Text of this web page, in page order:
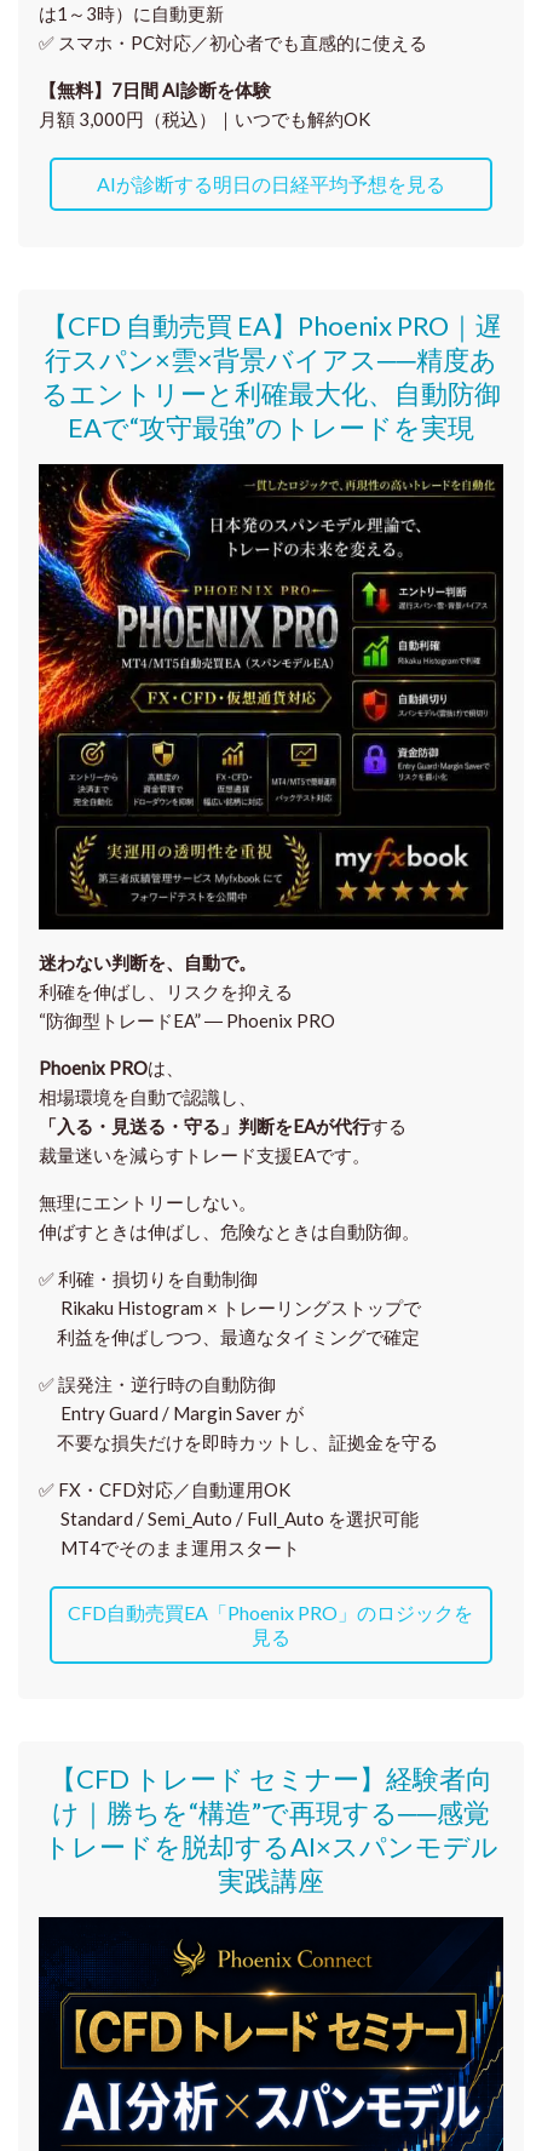
は1～3時）に自動更新
✅ スマホ・PC対応／初心者でも直感的に使える
【無料】7日間 AI診断を体験
月額 3,000円（税込）｜いつでも解約OK
AIが診断する明日の日経平均予想を見る
【CFD 自動売買 EA】Phoenix PRO｜遅
行スパン×雲×背景バイアス──精度あ
るエントリーと利確最大化、自動防御
EAで“攻守最強”のトレードを実現
迷わない判断を、自動で。
利確を伸ばし、リスクを抑える
“防御型トレードEA” ― Phoenix PRO
Phoenix PROは、
相場環境を自動で認識し、
「入る・見送る・守る」判断をEAが代行する
裁量迷いを減らすトレード支援EAです。
無理にエントリーしない。
伸ばすときは伸ばし、危険なときは自動防御。
✅利確・損切りを自動制御
Rikaku Histogram × トレーリングストップで
利益を伸ばしつつ、最適なタイミングで確定
✅誤発注・逆行時の自動防御
Entry Guard / Margin Saver が
不要な損失だけを即時カットし、証拠金を守る
✅ FX・CFD対応／自動運用OK
Standard / Semi_Auto / Full_Auto を選択可能
MT4でそのまま運用スタート
CFD自動売買EA「Phoenix PRO」のロジックを
見る
【CFD トレード セミナー】 経験者向
け｜ 勝ちを“構造”で再現する──感覚
トレードを脱却するAI×スパンモデル
実践講座